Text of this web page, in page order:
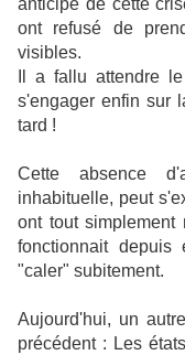
anticipé de cette
ont refusé de
visibles.
Il a fallu attendre
s'engager enfin sur
tard !
Cette absence
inhabituelle, peut
ont tout simplement
fonctionnait
"caler" subitement.
Aujourd'hui, un
précédent : Les